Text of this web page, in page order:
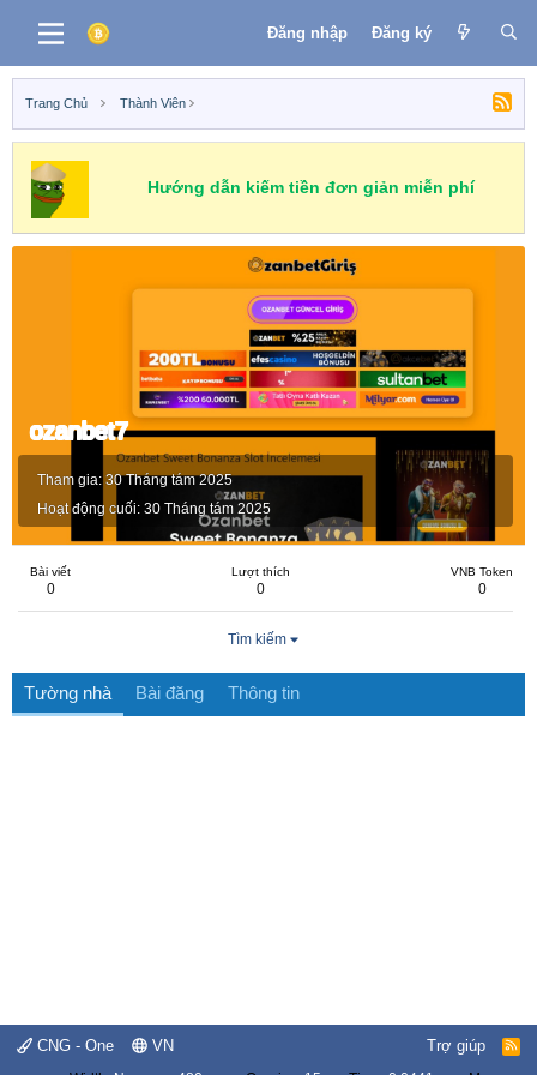
Đăng nhập Đăng ký
Trang Chủ Thành Viên
Hướng dẫn kiếm tiền đơn giản miễn phí
ozanbet7
Tham gia 30 Tháng tám 2025
Hoạt động cuối 30 Tháng tám 2025
Bài viết
0
Lượt thích
0
VNB Token
0
Tìm kiếm
Tường nhà Bài đăng Thông tin
CNG - One VN Trợ giúp
R